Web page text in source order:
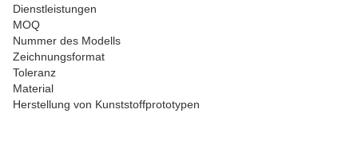
Dienstleistungen
MOQ
Nummer des Modells
Zeichnungsformat
Toleranz
Material
Herstellung von Kunststoffprototypen